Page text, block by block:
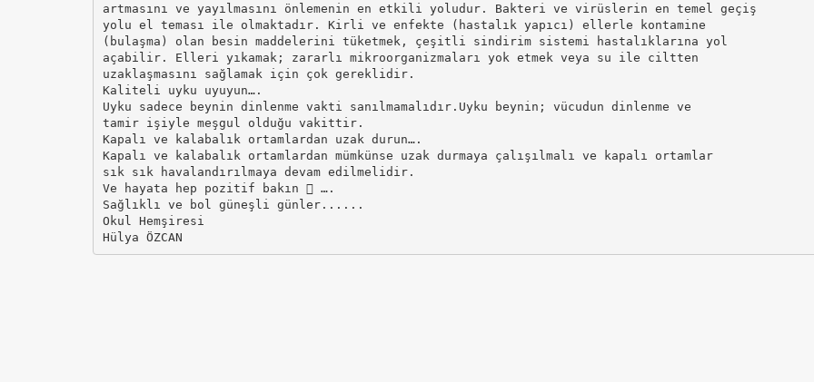
artmasını ve yayılmasını önlemenin en etkili yoludur. Bakteri ve virüslerin en temel geçiş
yolu el teması ile olmaktadır. Kirli ve enfekte (hastalık yapıcı) ellerle kontamine
(bulaşma) olan besin maddelerini tüketmek, çeşitli sindirim sistemi hastalıklarına yol
açabilir. Elleri yıkamak; zararlı mikroorganizmaları yok etmek veya su ile ciltten
uzaklaşmasını sağlamak için çok gereklidir.
Kaliteli uyku uyuyun….
Uyku sadece beynin dinlenme vakti sanılmamalıdır.Uyku beynin; vücudun dinlenme ve
tamir işiyle meşgul olduğu vakittir.
Kapalı ve kalabalık ortamlardan uzak durun….
Kapalı ve kalabalık ortamlardan mümkünse uzak durmaya çalışılmalı ve kapalı ortamlar
sık sık havalandırılmaya devam edilmelidir.
Ve hayata hep pozitif bakın  ….
Sağlıklı ve bol güneşli günler......
Okul Hemşiresi